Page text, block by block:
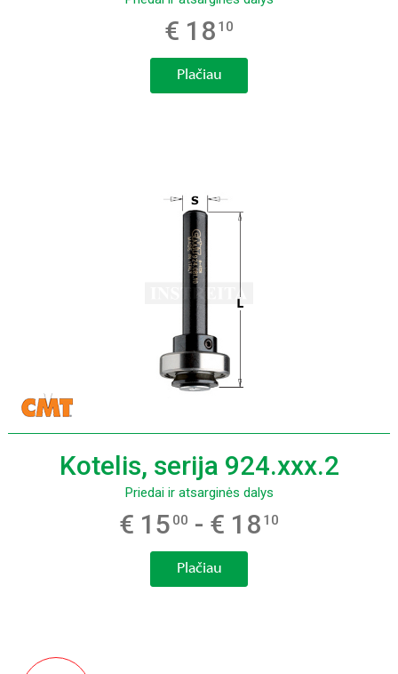
€ 18 10
Plačiau
Kotelis, serija 924.xxx.2
Priedai ir atsarginės dalys
€ 15 00 - € 18 10
Plačiau